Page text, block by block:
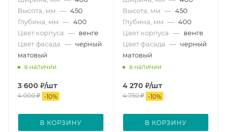
Высота, мм — 450
Глубина, мм — 400
Цвет корпуса — венге
Цвет фасада — черный
матовый
в наличии
3 600 ₽/шт
4 000₽ -10%
В КОРЗИНУ
Высота, мм — 450
Глубина, мм — 400
Цвет корпуса — венге
Цвет фасада — черный
матовый
в наличии
4 270 ₽/шт
4 750₽ -10%
В КОРЗИНУ